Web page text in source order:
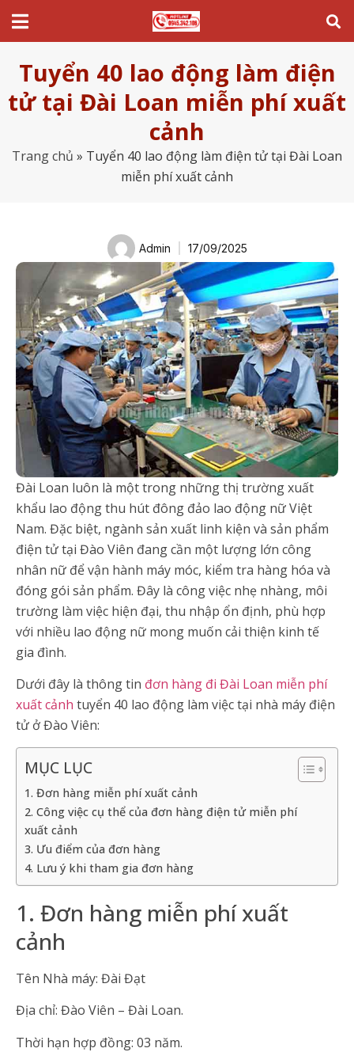
Tuyển 40 lao động làm điện
tử tại Đài Loan miễn phí xuất
cảnh
Trang chủ » Tuyển 40 lao động làm điện tử tại Đài Loan
miễn phí xuất cảnh
Admin 17/09/2025
Đài Loan luôn là một trong những thị trường xuất
khẩu lao động thu hút đông đảo lao động nữ Việt
Nam. Đặc biệt, ngành sản xuất linh kiện và sản phẩm
điện tử tại Đào Viên đang cần một lượng lớn công
nhân nữ để vận hành máy móc, kiểm tra hàng hóa và
đóng gói sản phẩm. Đây là công việc nhẹ nhàng, môi
trường làm việc hiện đại, thu nhập ổn định, phù hợp
với nhiều lao động nữ mong muốn cải thiện kinh tế
gia đình.
Dưới đây là thông tin đơn hàng đi Đài Loan miễn phí
xuất cảnh tuyển 40 lao động làm việc tại nhà máy điện
tử ở Đào Viên:
MỤC LỤC
1. Đơn hàng miễn phí xuất cảnh
2. Công việc cụ thể của đơn hàng điện tử miễn phí
xuất cảnh
3. Ưu điểm của đơn hàng
4. Lưu ý khi tham gia đơn hàng
1. Đơn hàng miễn phí xuất
cảnh
Tên Nhà máy: Đài Đạt
Địa chỉ: Đào Viên – Đài Loan.
Thời hạn hợp đồng: 03 năm.